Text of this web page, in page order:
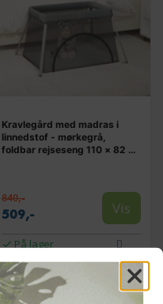
Kravlegård med madras i
linnedstof - mørkegrå,
foldbar rejseseng 110 × 82 ×
840,-
509,- Vis
På lager